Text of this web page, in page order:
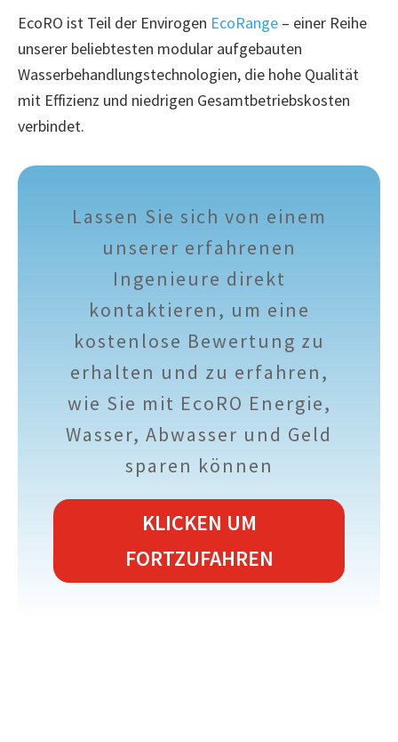
EcoRO ist Teil der Envirogen EcoRange – einer Reihe
unserer beliebtesten modular aufgebauten
Wasserbehandlungstechnologien, die hohe Qualität
mit Effizienz und niedrigen Gesamtbetriebskosten
verbindet.
Lassen Sie sich von einem
unserer erfahrenen
Ingenieure direkt
kontaktieren, um eine
kostenlose Bewertung zu
erhalten und zu erfahren,
wie Sie mit EcoRO Energie,
Wasser, Abwasser und Geld
sparen können
KLICKEN UM
FORTZUFAHREN